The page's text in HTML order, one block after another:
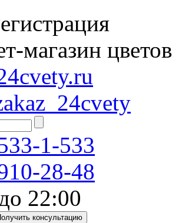
магазин цветов
1-533
28-48
22:00
консультацию